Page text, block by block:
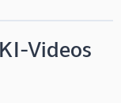
Videos